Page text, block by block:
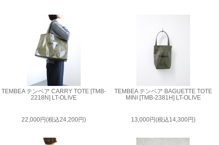
TEMBEA テンベア CARRY TOTE [TMB-
2218N] LT-OLIVE
22,000円(税込24,200円)
TEMBEA テンベア BAGUETTE TOTE
MINI [TMB-2381H] LT-OLIVE
13,000円(税込14,300円)